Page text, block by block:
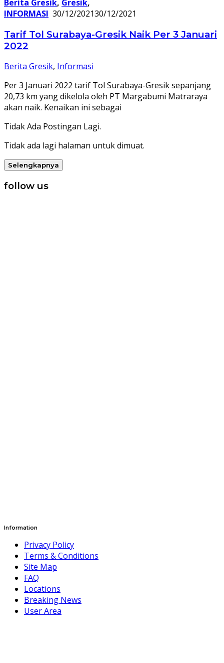
Berita Gresik, Gresik,
INFORMASI 30/12/202130/12/2021
Tarif Tol Surabaya-Gresik Naik Per 3 Januari
2022
Berita Gresik, Informasi
Per 3 Januari 2022 tarif Tol Surabaya-Gresik sepanjang
20,73 km yang dikelola oleh PT Margabumi Matraraya
akan naik. Kenaikan ini sebagai
Tidak Ada Postingan Lagi.
Tidak ada lagi halaman untuk dimuat.
Selengkapnya
follow us
Information
Privacy Policy
Terms & Conditions
Site Map
FAQ
Locations
Breaking News
User Area